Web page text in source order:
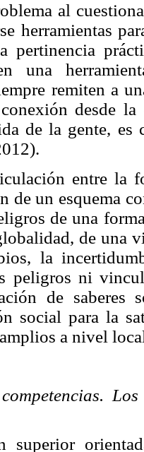
al
herramientas
pertinencia
una
remiten a
desde la
de la gente, es
entre la
de un esquema
de una
de una
la
peligros ni
de saberes
social para la
amplios a nivel
superior